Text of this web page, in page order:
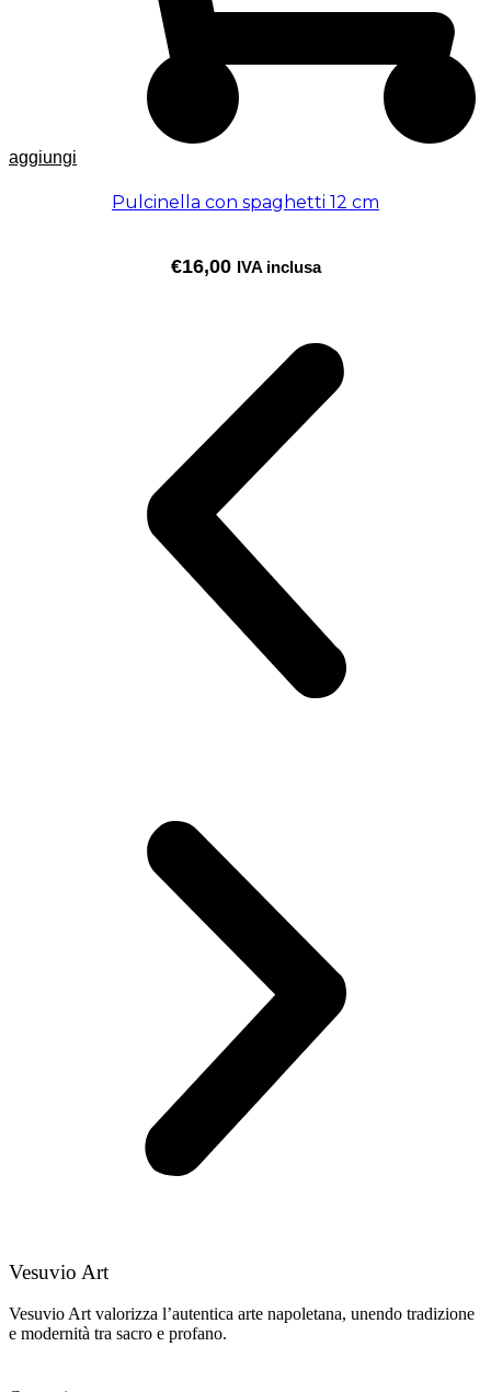
aggiungi
Pulcinella con spaghetti 12 cm
€16,00 IVA inclusa
Vesuvio Art
Vesuvio Art valorizza l’autentica arte napoletana, unendo tradizione
e modernità tra sacro e profano.